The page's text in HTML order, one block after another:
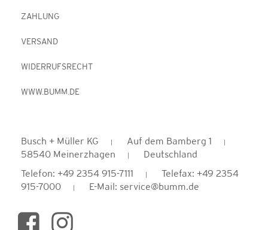
ZAHLUNG
VERSAND
WIDERRUFSRECHT
WWW.BUMM.DE
Busch + Müller KG
Auf dem Bamberg 1
58540 Meinerzhagen
Deutschland
Telefon: +49 2354 915-7111
Telefax: +49 2354
915-7000
E-Mail: service@bumm.de